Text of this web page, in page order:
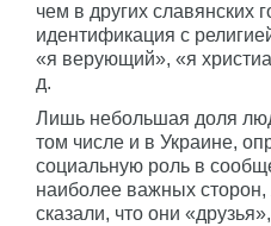
чем в других славянских
идентификация с
«я верующий», «я
д.
Лишь небольшая доля
том числе и в Украине,
социальную роль в
наиболее важных
сказали, что они